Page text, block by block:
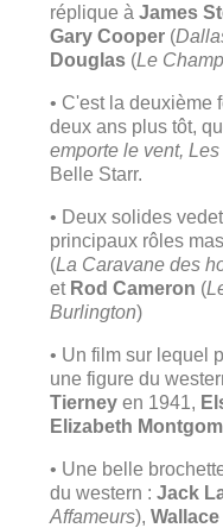
réplique à James
Gary Cooper (
Douglas (Le
• C'est la deuxième
deux ans plus tôt,
emporte le vent,
Belle Starr.
• Deux solides
principaux rôles
(La Caravane des
et Rod Cameron (
Burlington)
• Un film sur lequel
une figure du
Tierney en 1941,
Elizabeth
• Une belle
du western : Jack
Affameurs), Wallace